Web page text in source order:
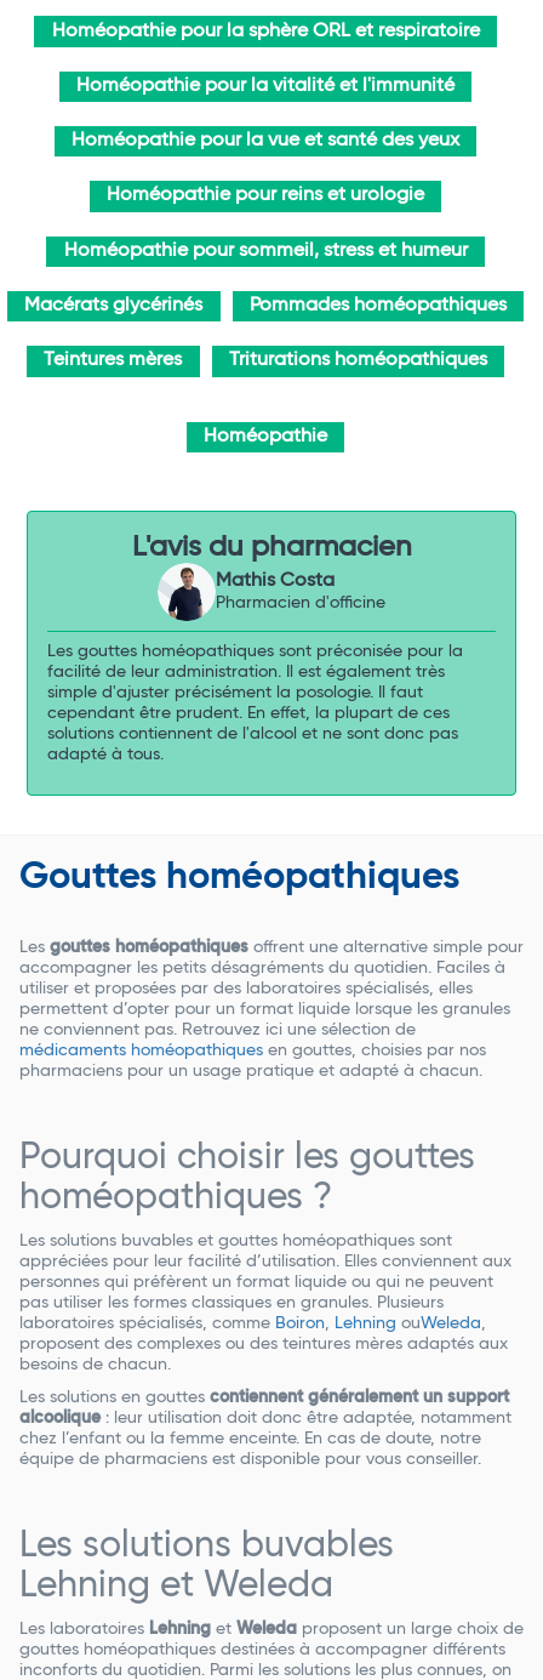
Homéopathie pour la sphère ORL et respiratoire
Homéopathie pour la vitalité et l'immunité
Homéopathie pour la vue et santé des yeux
Homéopathie pour reins et urologie
Homéopathie pour sommeil, stress et humeur
Macérats glycérinés Pommades homéopathiques
Teintures mères Triturations homéopathiques
Homéopathie
L'avis du pharmacien
Mathis Costa
Pharmacien d'officine
Les gouttes homéopathiques sont préconisée pour la
facilité de leur administration. Il est également très
simple d'ajuster précisément la posologie. Il faut
cependant être prudent. En effet, la plupart de ces
solutions contiennent de l'alcool et ne sont donc pas
adapté à tous.
Gouttes homéopathiques
Les gouttes homéopathiques offrent une alternative simple pour
accompagner les petits désagréments du quotidien. Faciles à
utiliser et proposées par des laboratoires spécialisés, elles
permettent d’opter pour un format liquide lorsque les granules
ne conviennent pas. Retrouvez ici une sélection de
médicaments homéopathiques en gouttes, choisies par nos
pharmaciens pour un usage pratique et adapté à chacun.
Pourquoi choisir les gouttes
homéopathiques ?
Les solutions buvables et gouttes homéopathiques sont
appréciées pour leur facilité d’utilisation. Elles conviennent aux
personnes qui préfèrent un format liquide ou qui ne peuvent
pas utiliser les formes classiques en granules. Plusieurs
laboratoires spécialisés, comme Boiron, Lehning ouWeleda,
proposent des complexes ou des teintures mères adaptés aux
besoins de chacun.
Les solutions en gouttes contiennent généralement un support
alcoolique: leur utilisation doit donc être adaptée, notamment
chez l’enfant ou la femme enceinte. En cas de doute, notre
équipe de pharmaciens est disponible pour vous conseiller.
Les solutions buvables
Lehning et Weleda
Les laboratoires Lehning et Weleda proposent un large choix de
gouttes homéopathiques destinées à accompagner différents
inconforts du quotidien. Parmi les solutions les plus connues, on